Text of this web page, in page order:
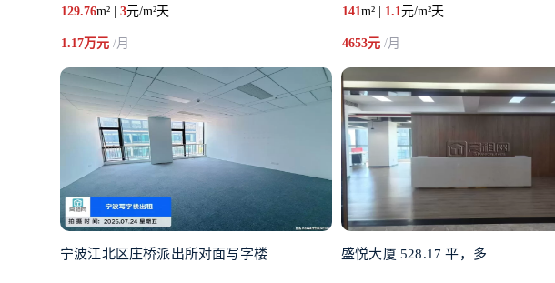
129.76m² | 3元/m²天
1.17万元 /月
141m² | 1.1元/m²天
4653元 /月
宁波江北区庄桥派出所对面写字楼 盛悦大厦 528.17 平，多